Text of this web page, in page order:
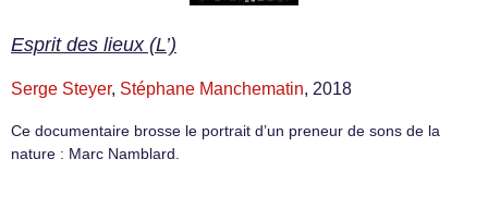
Esprit des lieux (L’)
Serge Steyer, Stéphane Manchematin, 2018
Ce documentaire brosse le portrait d’un preneur de sons de la
nature : Marc Namblard.